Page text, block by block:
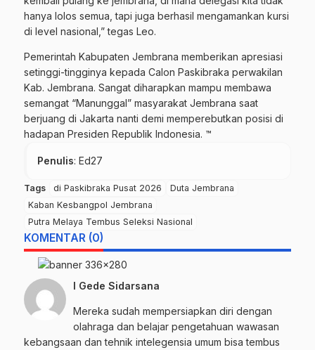
hanya lolos semua, tapi juga berhasil mengamankan kursi
di level nasional,” tegas Leo.
Pemerintah Kabupaten Jembrana memberikan apresiasi
setinggi-tingginya kepada Calon Paskibraka perwakilan
Kab. Jembrana. Sangat diharapkan mampu membawa
semangat “Manunggal” masyarakat Jembrana saat
berjuang di Jakarta nanti demi memperebutkan posisi di
hadapan Presiden Republik Indonesia. ™
Penulis: Ed27
Tags di Paskibraka Pusat 2026
Duta Jembrana
Kaban Kesbangpol Jembrana
Putra Melaya Tembus Seleksi Nasional
KOMENTAR (0)
I Gede Sidarsana
Mereka sudah mempersiapkan diri dengan
olahraga dan belajar pengetahuan wawasan
kebangsaan dan tehnik intelegensia umum bisa tembus